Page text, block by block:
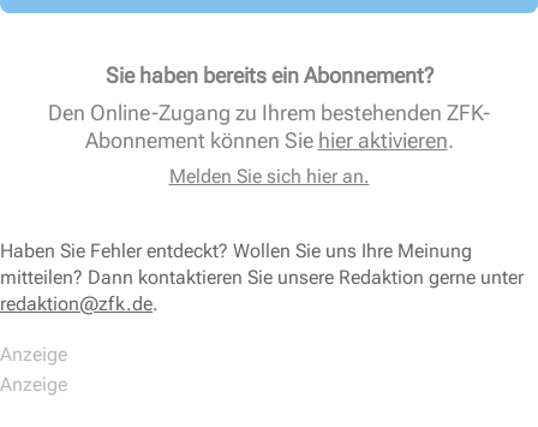
Sie haben bereits ein Abonnement?
Den Online-Zugang zu Ihrem bestehenden ZFK-
Abonnement können Sie hier aktivieren.
Melden Sie sich hier an.
Haben Sie Fehler entdeckt? Wollen Sie uns Ihre Meinung
mitteilen? Dann kontaktieren Sie unsere Redaktion gerne unter
redaktion@zfk.de.